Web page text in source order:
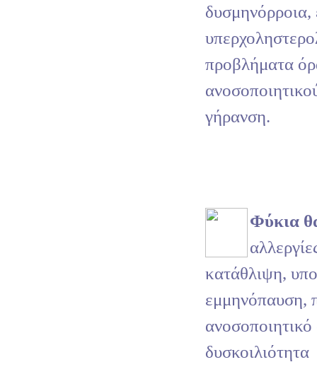
δυσμηνόρροια,
προβλήματα
γήρανση.
Φύκια
κατάθλιψη,
εμμηνόπαυση,
δυσκοιλιότητα